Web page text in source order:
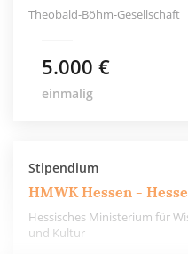
Theobald-Böhm-Gesellschaft
5.000 €
einmalig
Stipendium
HMWK Hessen -
Hessisches Ministerium für
und Kultur